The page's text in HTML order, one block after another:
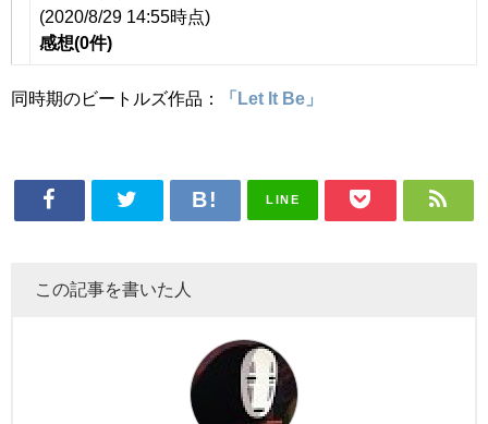
(2020/8/29 14:55時点)
感想(0件)
同時期のビートルズ作品： 「Let It Be」
LINE
この記事を書いた人